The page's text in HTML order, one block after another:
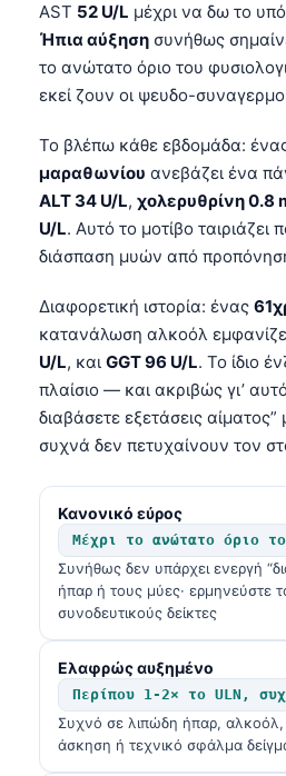
AST 52 U/L μέχρι να δω το
Ήπια αύξηση συνήθως
το ανώτατο όριο του
εκεί ζουν οι ψευδο-
Το βλέπω κάθε εβδομάδα:
μαραθωνίου ανεβάζει ένα
ALT 34 U/L, χολερυθρίνη 0.8
U/L. Αυτό το μοτίβο ταιριάζει
διάσπαση μυών από
Διαφορετική ιστορία: ένας
κατανάλωση αλκοόλ
U/L, και GGT 96 U/L. Το ίδιο
πλαίσιο — και ακριβώς γι’
διαβάσετε εξετάσεις αίματος”
συχνά δεν πετυχαίνουν τον
Κανονικό εύρος
Μέχρι το ανώτατο όριο
Συνήθως δεν υπάρχει ενεργή
ήπαρ ή τους μύες· ερμηνεύστε
συνοδευτικούς δείκτες
Ελαφρώς αυξημένο
Περίπου 1-2× το ULN,
Συχνό σε λιπώδη ήπαρ, αλκοόλ,
άσκηση ή τεχνικό σφάλμα